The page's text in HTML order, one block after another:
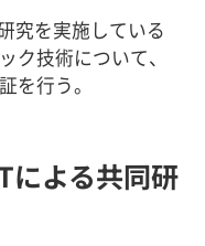
究を実施している
ク技術について、
を行う。
による共同研